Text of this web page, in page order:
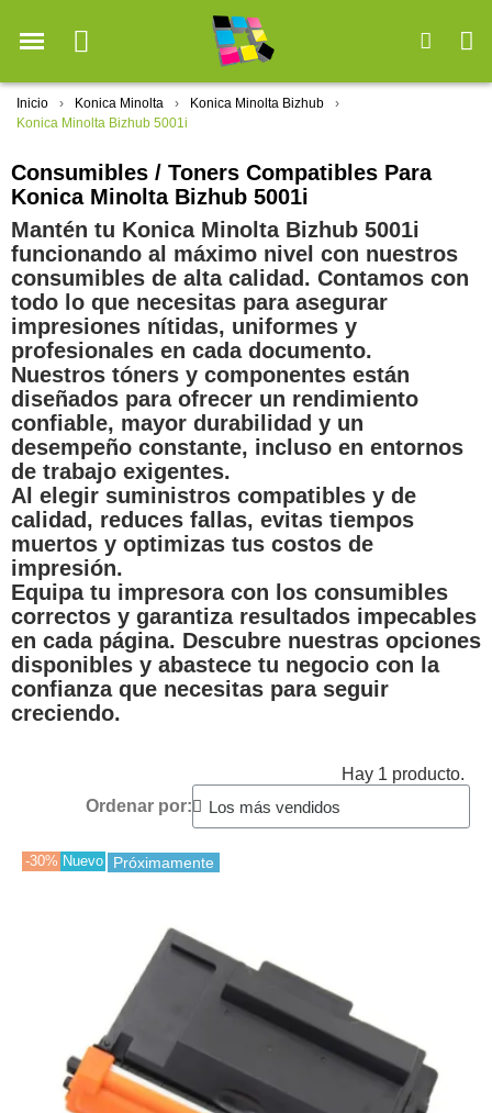
Inicio Konica Minolta
Konica Minolta Bizhub
Konica Minolta Bizhub 5001i
Consumibles / Toners Compatibles Para
Konica Minolta Bizhub 5001i
Mantén tu Konica Minolta Bizhub 5001i
funcionando al máximo nivel con nuestros
consumibles de alta calidad. Contamos con
todo lo que necesitas para asegurar
impresiones nítidas, uniformes y
profesionales en cada documento.
Nuestros tóners y componentes están
diseñados para ofrecer un rendimiento
confiable, mayor durabilidad y un
desempeño constante, incluso en entornos
de trabajo exigentes.
Al elegir suministros compatibles y de
calidad, reduces fallas, evitas tiempos
muertos y optimizas tus costos de
impresión.
Equipa tu impresora con los consumibles
correctos y garantiza resultados impecables
en cada página. Descubre nuestras opciones
disponibles y abastece tu negocio con la
confianza que necesitas para seguir
creciendo.
Hay 1 producto.
Ordenar por:
-30% Nuevo Próximamente